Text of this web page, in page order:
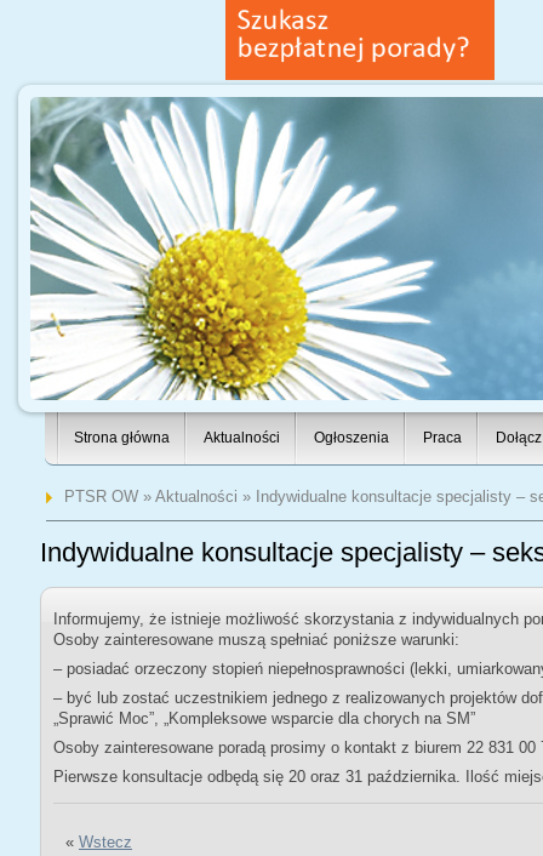
Strona główna Aktualności Ogłoszenia Praca
PTSR OW» Aktualności » Indywidualne konsultacje specjalisty –
Indywidualne konsultacje specjalisty –
Informujemy, że istnieje możliwość skorzystania z indywidualnych
Osoby zainteresowane muszą spełniać poniższe warunki:
– posiadać orzeczony stopień niepełnosprawności (lekki,
– być lub zostać uczestnikiem jednego z realizowanych projektów
„Sprawić Moc”, „Kompleksowe wsparcie dla chorych na SM”
Osoby zainteresowane poradą prosimy o kontakt z biurem 22 831 00
Pierwsze konsultacje odbędą się 20 oraz 31 października. Ilość
« Wstecz